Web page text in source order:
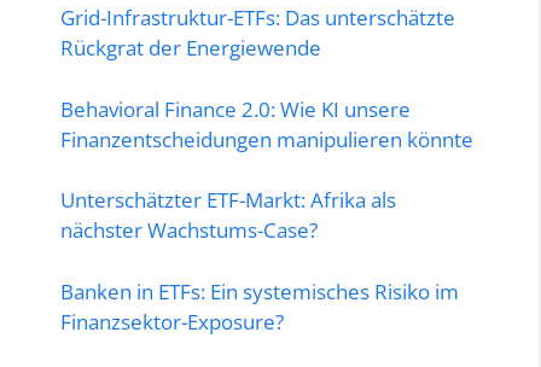
Grid-Infrastruktur-ETFs: Das unterschätzte
Rückgrat der Energiewende
Behavioral Finance 2.0: Wie KI unsere
Finanzentscheidungen manipulieren könnte
Unterschätzter ETF-Markt: Afrika als
nächster Wachstums-Case?
Banken in ETFs: Ein systemisches Risiko im
Finanzsektor-Exposure?